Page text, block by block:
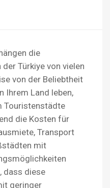
die
Türkiye von vielen
von der Beliebtheit
Ihrem Land leben,
Touristenstädte
die Kosten für
Transport
mit
dass diese
geringer